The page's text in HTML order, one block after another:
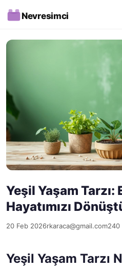
Nevresimci
Yeşil Yaşam Tarzı:
Hayatımızı
20 Feb 2026rkaraca@gmail.com240
Yeşil Yaşam Tarzı